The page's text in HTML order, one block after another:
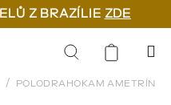
Z BRAZÍLIE ZDE
Hledat
POLODRAHOKAM AMETRÍN